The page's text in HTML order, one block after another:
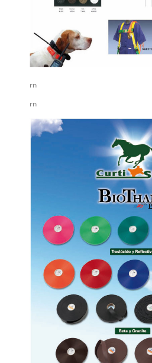
rn
rn